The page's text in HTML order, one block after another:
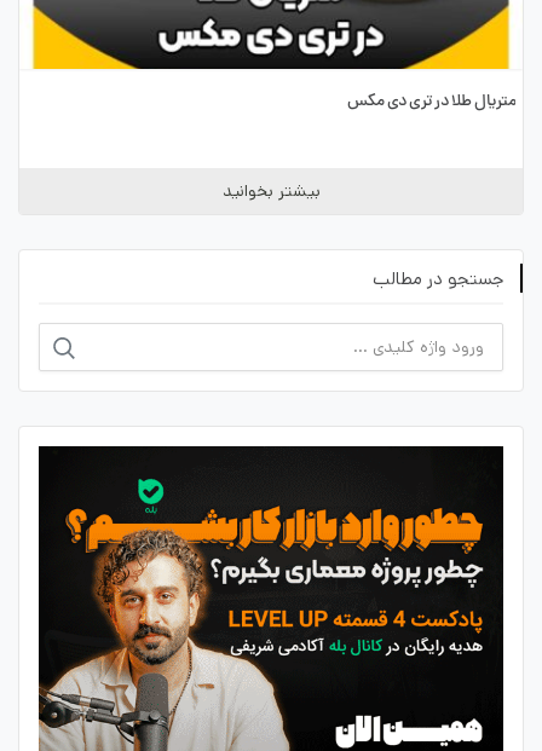
متریال طلا در تری دی مکس
بیشتر بخوانید
جستجو در مطالب